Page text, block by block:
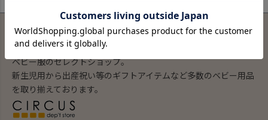
ベビー服のセレクトショップ。
新生児用から出産祝い等のギフトアイテムなど多数のベビー用品
を取り揃えております。